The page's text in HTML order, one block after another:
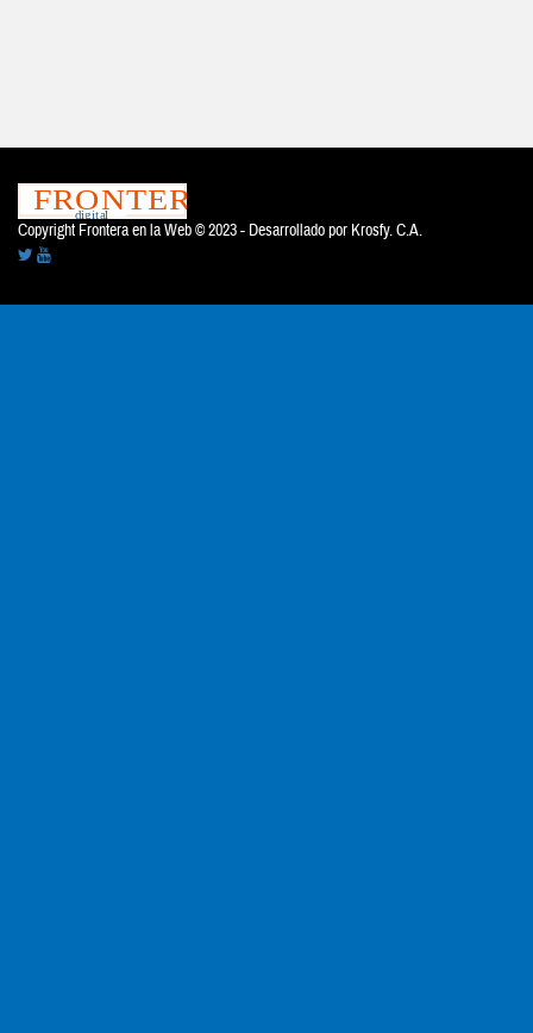
Copyright Frontera en la Web © 2023 - Desarrollado por Krosfy. C.A.